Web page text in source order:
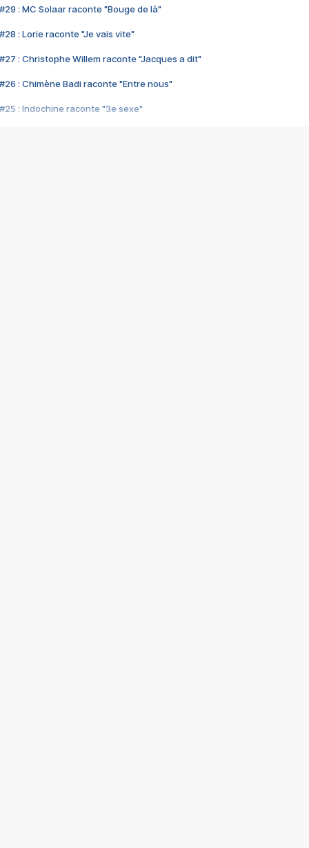
#29 : MC Solaar raconte "Bouge de là"
#28 : Lorie raconte "Je vais vite"
#27 : Christophe Willem raconte "Jacques a dit"
#26 : Chimène Badi raconte "Entre nous"
#25 : Indochine raconte "3e sexe"